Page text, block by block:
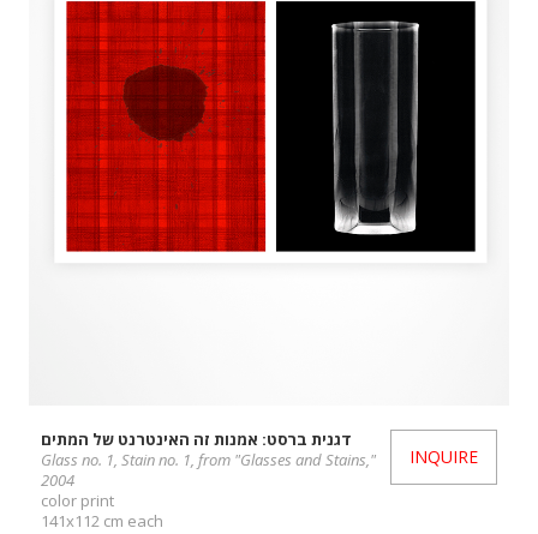
דגנית ברסט: אמנות זה האינטרנט של המתים
Glass no. 1, Stain no. 1, from "Glasses and Stains,"
2004
color print
141x112 cm each
INQUIRE